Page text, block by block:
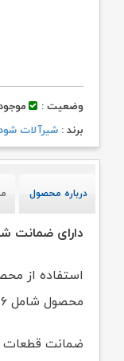
وضعیت :
برند : شیرآلات
درباره محصول
دارای ضمانت
استفاده از
محصول شامل ۶ سال ضمانت است.
ضمانت قطعات